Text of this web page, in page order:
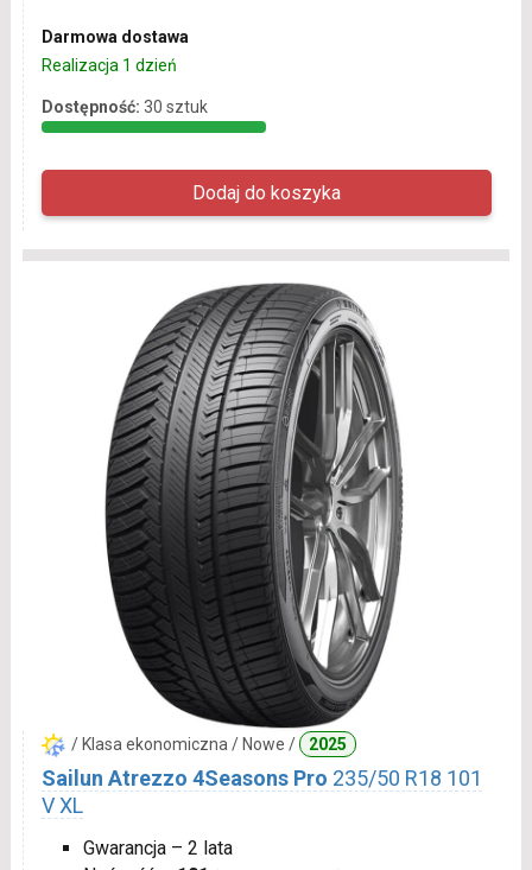
Darmowa dostawa
Realizacja 1 dzień
Dostępność: 30 sztuk
/ Klasa ekonomiczna / Nowe / 2025
Sailun Atrezzo 4Seasons Pro 235/50 R18 101
V XL
Gwarancja – 2 lata